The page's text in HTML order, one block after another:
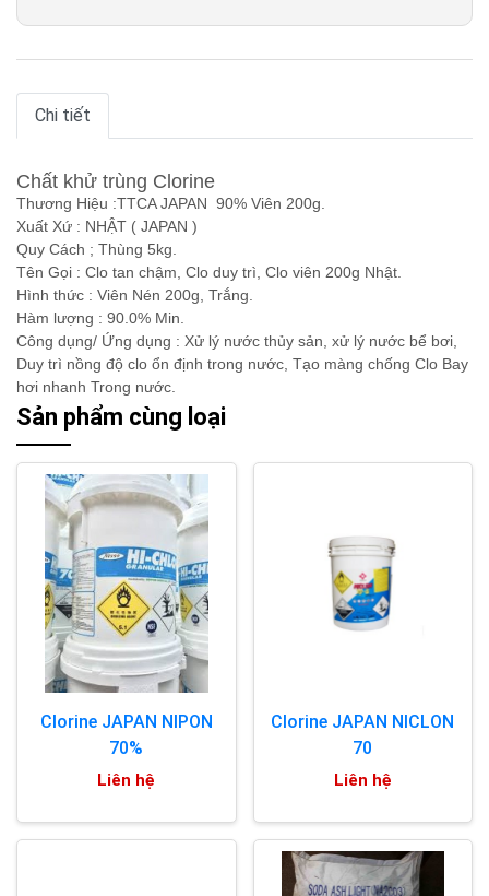
Chi tiết
Chất khử trùng Clorine
Thương Hiệu :TTCA JAPAN 90% Viên 200g.
Xuất Xứ : NHẬT ( JAPAN )
Quy Cách ; Thùng 5kg.
Tên Gọi : Clo tan chậm, Clo duy trì, Clo viên 200g Nhật.
Hình thức : Viên Nén 200g, Trắng.
Hàm lượng : 90.0% Min.
Công dụng/ Ứng dụng : Xử lý nước thủy sản, xử lý nước bể bơi,
Duy trì nồng độ clo ổn định trong nước, Tạo màng chống Clo Bay
hơi nhanh Trong nước.
Sản phẩm cùng loại
Clorine JAPAN NIPON
70%
Liên hệ
Clorine JAPAN NICLON
70
Liên hệ